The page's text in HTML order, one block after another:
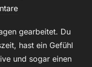
am
gearbeitet. Du
hast ein Gefühl
und sogar einen